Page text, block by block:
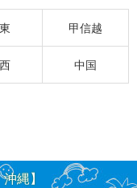
甲信越
中国
縄】